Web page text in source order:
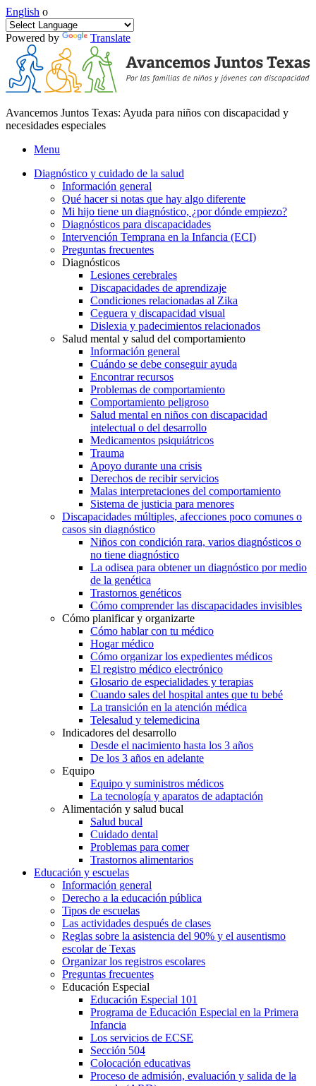
English o
Powered by Translate
Avancemos Juntos Texas: Ayuda para niños con discapacidad y
necesidades especiales
Menu
Diagnóstico y cuidado de la salud
Información general
Qué hacer si notas que hay algo diferente
Mi hijo tiene un diagnóstico, ¿por dónde empiezo?
Diagnósticos para discapacidades
Intervención Temprana en la Infancia (ECI)
Preguntas frecuentes
Diagnósticos
Lesiones cerebrales
Discapacidades de aprendizaje
Condiciones relacionadas al Zika
Ceguera y discapacidad visual
Dislexia y padecimientos relacionados
Salud mental y salud del comportamiento
Información general
Cuándo se debe conseguir ayuda
Encontrar recursos
Problemas de comportamiento
Comportamiento peligroso
Salud mental en niños con discapacidad
intelectual o del desarrollo
Medicamentos psiquiátricos
Trauma
Apoyo durante una crisis
Derechos de recibir servicios
Malas interpretaciones del comportamiento
Sistema de justicia para menores
Discapacidades múltiples, afecciones poco comunes o
casos sin diagnóstico
Niños con condición rara, varios diagnósticos o
no tiene diagnóstico
La odisea para obtener un diagnóstico por medio
de la genética
Trastornos genéticos
Cómo comprender las discapacidades invisibles
Cómo planificar y organizarte
Cómo hablar con tu médico
Hogar médico
Cómo organizar los expedientes médicos
El registro médico electrónico
Glosario de especialidades y terapias
Cuando sales del hospital antes que tu bebé
La transición en la atención médica
Telesalud y telemedicina
Indicadores del desarrollo
Desde el nacimiento hasta los 3 años
De los 3 años en adelante
Equipo
Equipo y suministros médicos
La tecnología y aparatos de adaptación
Alimentación y salud bucal
Salud bucal
Cuidado dental
Problemas para comer
Trastornos alimentarios
Educación y escuelas
Información general
Derecho a la educación pública
Tipos de escuelas
Las actividades después de clases
Reglas sobre la asistencia del 90% y el ausentismo
escolar de Texas
Organizar los registros escolares
Preguntas frecuentes
Educación Especial
Educación Especial 101
Programa de Educación Especial en la Primera
Infancia
Los servicios de ECSE
Sección 504
Colocación educativas
Proceso de admisión, evaluación y salida de la